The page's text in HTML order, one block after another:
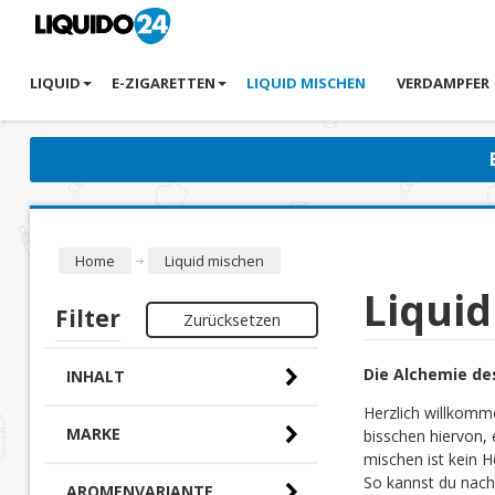
LIQUID E-ZIGARETTEN LIQUID MISCHEN VERDAMPFER
Home Liquid mischen
Die Alchemie
Herzlich
bisschen hiervon,
mischen ist kein
So kannst du
Filter Zurücksetzen
INHALT
MARKE